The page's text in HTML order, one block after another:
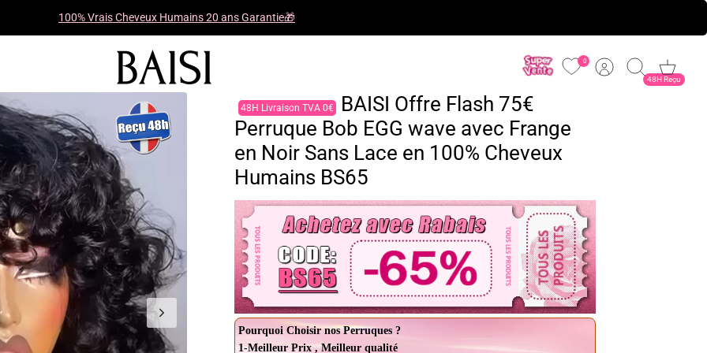
100% Vrais Cheveux Humains 20 ans Garantie🎁
48H Reçu
0
CompteRecherchePanier
48H Livraison TVA 0€
BAISI Offre Flash 75€
Perruque Bob EGG wave avec Frange
en Noir Sans Lace en 100% Cheveux
Humains BS65
Pourquoi Choisir nos Perruques ?
1-Meilleur Prix , Meilleur qualité